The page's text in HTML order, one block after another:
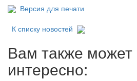
Версия для печати
К списку новостей
Вам также может
интересно: